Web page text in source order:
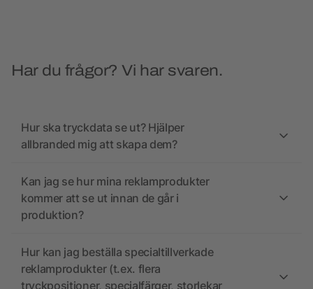
Har du frågor? Vi har svaren.
Hur ska tryckdata se ut? Hjälper
allbranded mig att skapa dem?
Kan jag se hur mina reklamprodukter
kommer att se ut innan de går i
produktion?
Hur kan jag beställa specialtillverkade
reklamprodukter (t.ex. flera
tryckpositioner, specialfärger, storlekar